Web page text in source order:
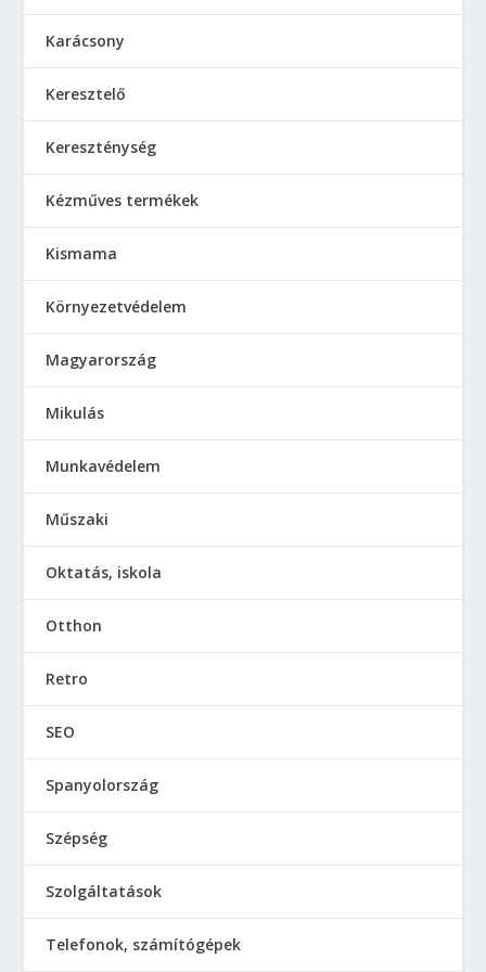
Karácsony
Keresztelő
Kereszténység
Kézműves termékek
Kismama
Környezetvédelem
Magyarország
Mikulás
Munkavédelem
Műszaki
Oktatás, iskola
Otthon
Retro
SEO
Spanyolország
Szépség
Szolgáltatások
Telefonok, számítógépek